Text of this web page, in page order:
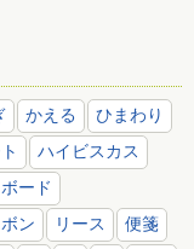
かえる
ひまわり
ハイビスカス
ード
ボン リース
便箋